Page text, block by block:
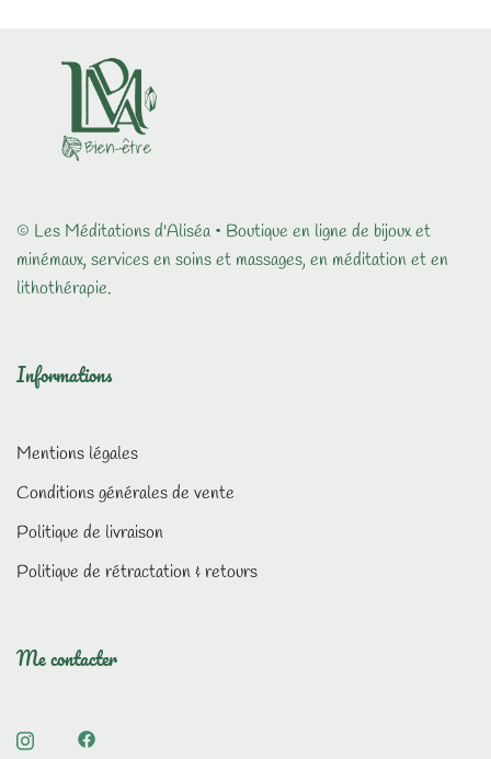
© Les Méditations d'Aliséa • Boutique en ligne de bijoux et
minémaux, services en soins et massages, en méditation et en
lithothérapie.
Informations
Mentions légales
Conditions générales de vente
Politique de livraison
Politique de rétractation & retours
Me contacter